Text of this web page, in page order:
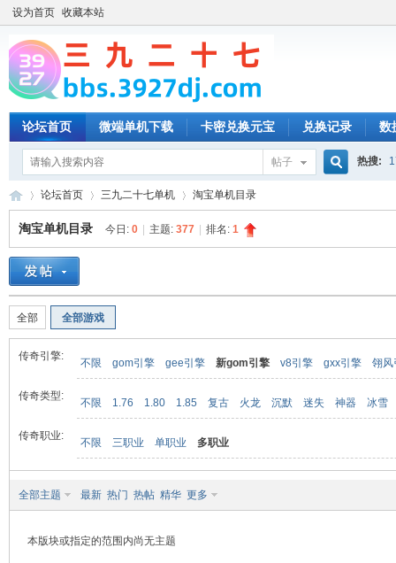
设为首页 收藏本站
论坛首页 微端单机下载 卡密兑换元宝 兑换记录 数
帖子 热搜:
»
论坛首页 三九二十七单机 淘宝单机目录
淘宝单机目录 今日: 0 主题: 377 排名: 1
全部 全部游戏
传奇引擎:
不限 gom引擎 gee引擎 新gom引擎 v8引擎 gxx引擎 翎风
传奇类型:
不限 1.76 1.80 1.85 复古 火龙 沉默 迷失 神器 冰雪
传奇职业:
不限 三职业 单职业 多职业
全部主题 最新 热门 热帖 精华 更多
本版块或指定的范围内尚无主题